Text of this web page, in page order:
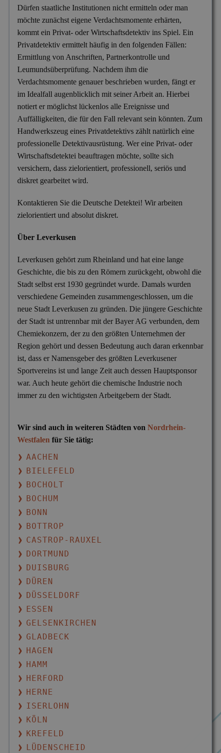
Sabotage & Beschädigung
Schuldner- & Adresssuche
Schwarzarbeit im Betrieb
Unerlaubter Nebenjob
Versicherungsbetrug
Wanzen- & Lauschabwehr
Wettbewerbsverletzung
Wirtschaftsspionage
Hannover
Stuttgart
Dürfen staatliche Institutionen nicht ermitteln oder man
möchte zunächst eigene Verdachtsmomente erhärten,
kommt ein Privat- oder Wirtschaftsdetektiv ins Spiel. Ein
Privatdetektiv ermittelt häufig in den folgenden Fällen:
Ermittlung von Anschriften, Partnerkontrolle und
Leumundsüberprüfung. Nachdem ihm die
Verdachtsmomente genauer beschrieben wurden, fängt er
im Idealfall augenblicklich mit seiner Arbeit an. Hierbei
notiert er möglichst lückenlos alle Ereignisse und
Auffälligkeiten, die für den Fall relevant sein könnten. Zum
Handwerkszeug eines Privatdetektivs zählt natürlich eine
professionelle Detektivausrüstung. Wer eine Privat- oder
Wirtschaftsdetektei beauftragen möchte, sollte sich
versichern, dass zielorientiert, professionell, seriös und
diskret gearbeitet wird.
Kontaktieren Sie die Deutsche Detektei! Wir arbeiten
zielorientiert und absolut diskret.
Über Leverkusen
Leverkusen gehört zum Rheinland und hat eine lange
Geschichte, die bis zu den Römern zurückgeht, obwohl die
Stadt selbst erst 1930 gegründet wurde. Damals wurden
verschiedene Gemeinden zusammengeschlossen, um die
neue Stadt Leverkusen zu gründen. Die jüngere Geschichte
der Stadt ist untrennbar mit der Bayer AG verbunden, dem
Chemiekonzern, der zu den größten Unternehmen der
Region gehört und dessen Bedeutung auch daran erkennbar
ist, dass er Namensgeber des größten Leverkusener
Sportvereins ist und lange Zeit auch dessen Hauptsponsor
war. Auch heute gehört die chemische Industrie noch
immer zu den wichtigsten Arbeitgebern der Stadt.
Wir sind auch in weiteren Städten vonNordrhein-
Westfalen für Sie tätig:
AACHEN
BIELEFELD
BOCHOLT
BOCHUM
BONN
BOTTROP
CASTROP-RAUXEL
DORTMUND
DUISBURG
DÜREN
DÜSSELDORF
ESSEN
GELSENKIRCHEN
GLADBECK
HAGEN
HAMM
HERFORD
HERNE
ISERLOHN
KÖLN
KREFELD
LÜDENSCHEID